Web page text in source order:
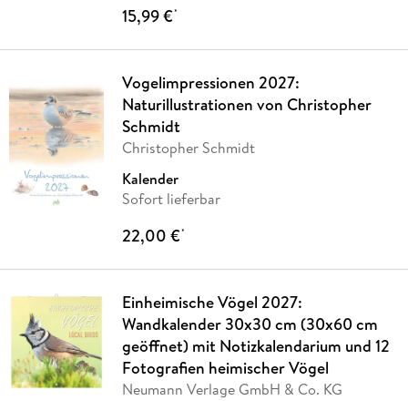
15,99 €*
Vogelimpressionen 2027:
Naturillustrationen von Christopher
Schmidt
Christopher Schmidt
Kalender
Sofort lieferbar
22,00 €*
Einheimische Vögel 2027:
Wandkalender 30x30 cm (30x60 cm
geöffnet) mit Notizkalendarium und 12
Fotografien heimischer Vögel
Neumann Verlage GmbH & Co. KG